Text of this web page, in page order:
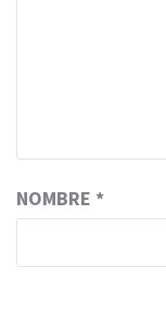
NOMBRE *